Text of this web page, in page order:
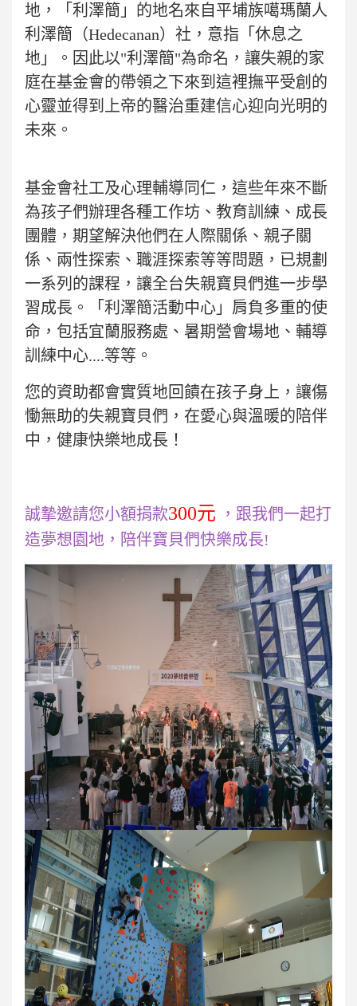
地，「利澤簡」的地名來自平埔族噶瑪蘭人
利澤簡（Hedecanan）社，意指「休息之
地」。因此以"利澤簡"為命名，讓失親的家
庭在基金會的帶領之下來到這裡撫平受創的
心靈並得到上帝的醫治重建信心迎向光明的
未來。
基金會社工及心理輔導同仁，這些年來不斷
為孩子們辦理各種工作坊、教育訓練、成長
團體，期望解決他們在人際關係、親子關
係、兩性探索、職涯探索等等問題，已規劃
一系列的課程，讓全台失親寶貝們進一步學
習成長。「利澤簡活動中心」肩負多重的使
命，包括宜蘭服務處、暑期營會場地、輔導
訓練中心....等等。
您的資助都會實質地回饋在孩子身上，讓傷
慟無助的失親寶貝們，在愛心與溫暖的陪伴
中，健康快樂地成長！
誠摯邀請您小額捐款300元
，跟我們一起打
造夢想園地，陪伴寶貝們快樂成長!